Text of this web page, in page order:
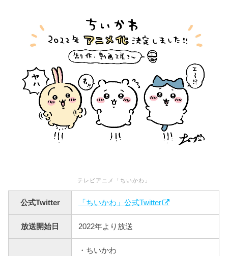
テレビアニメ「ちいかわ」
公式Twitter 「ちいかわ」公式Twitter
放送開始日 2022年より放送
・ちいかわ